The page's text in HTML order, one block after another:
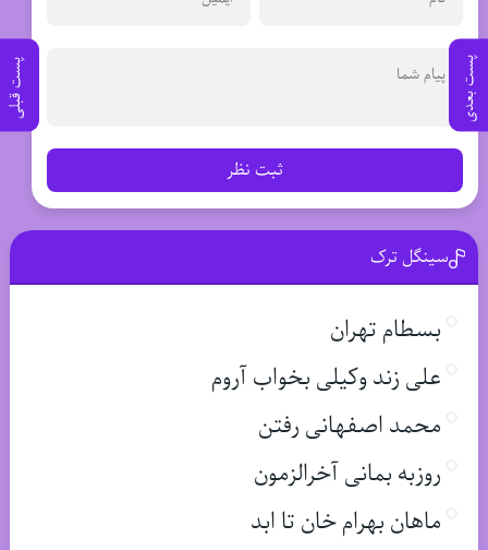
پست بعدی پست قبلی
ثبت نظر
سینگل ترک
بسطام تهران
علی زند وکیلی بخواب آروم
محمد اصفهانی رفتن
روزبه بمانی آخرالزمون
ماهان بهرام خان تا ابد